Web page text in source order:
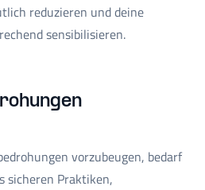
reduzieren und deine
sensibilisieren.
vorzubeugen, bedarf
sicheren Praktiken,